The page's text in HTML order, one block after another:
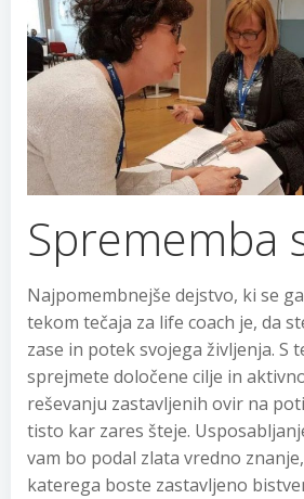
Sprememba
Najpomembnejše dejstvo, ki se
tekom tečaja za life coach je, da
zase in potek svojega življenja. S
sprejmete določene cilje in
reševanju zastavljenih ovir na
tisto kar zares šteje.
vam bo podal zlata vredno
katerega boste zastavljeno